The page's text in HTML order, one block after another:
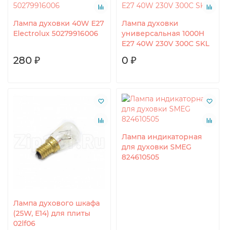
Лампа духовки 40W E27
Electrolux 50279916006
280 ₽
Лампа духовки
универсальная 1000H
E27 40W 230V 300C SKL
0 ₽
Лампа духового шкафа
(25W, E14) для плиты
02lf06
Лампа индикаторная
для духовки SMEG
824610505